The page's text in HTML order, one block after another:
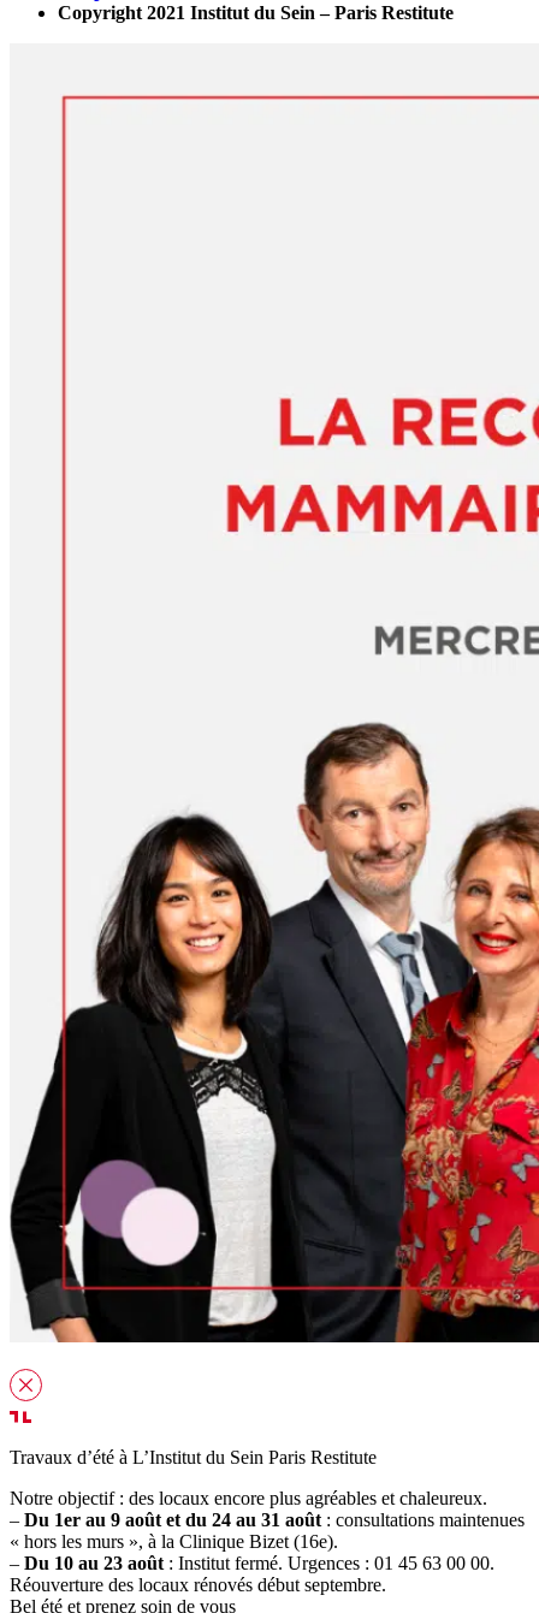
Copyright 2021 Institut du Sein – Paris Restitute
Travaux d’été à L’Institut du Sein Paris Restitute
Notre objectif : des locaux encore plus agréables et chaleureux.
– Du 1er au 9 août et du 24 au 31 août : consultations maintenues
« hors les murs », à la Clinique Bizet (16e).
– Du 10 au 23 août : Institut fermé. Urgences : 01 45 63 00 00.
Réouverture des locaux rénovés début septembre.
Bel été et prenez soin de vous